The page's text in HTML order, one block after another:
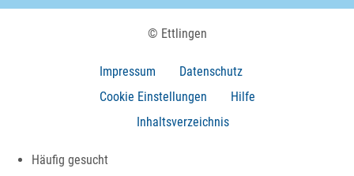
© Ettlingen
Impressum
Datenschutz
Cookie Einstellungen
Hilfe
Inhaltsverzeichnis
Häufig gesucht